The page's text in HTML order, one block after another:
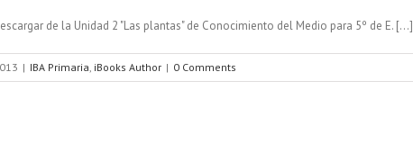
de la Unidad 2 "Las plantas" de Conocimiento del Medio para 5º de E. [...]
| IBA Primaria, iBooks Author | 0 Comments